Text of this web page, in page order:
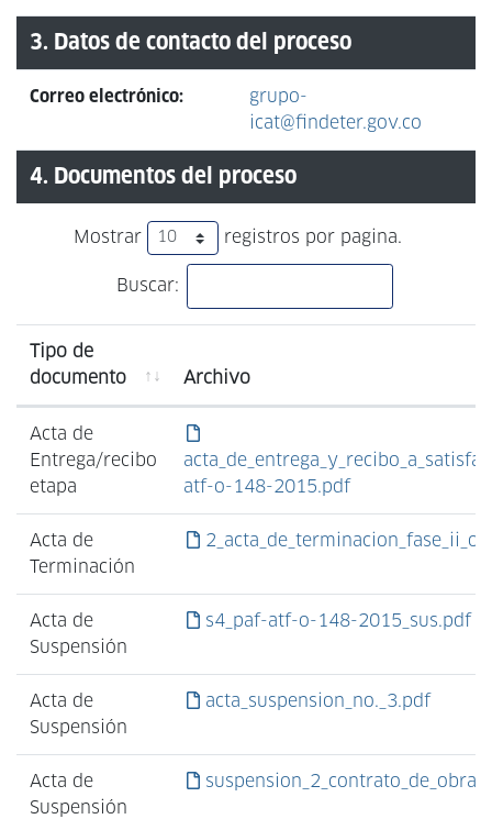
3. Datos de contacto del proceso
Correo electrónico:
grupo-
icat@findeter.gov.co
4. Documentos del proceso
Mostrar registros por pagina.
Buscar:
Tipo de
documento
Archivo
Acta de
Entrega/recibo
etapa
atf-o-148-2015.pdf
Acta de
Terminación
Acta de
Suspensión
s4_paf-atf-o-148-2015_sus.pdf
Acta de
Suspensión
acta_suspension_no._3.pdf
Acta de
Suspensión